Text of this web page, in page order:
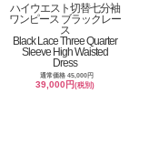
ハイウエスト切替七分袖
ワンピース ブラックレー
ス
Black Lace Three Quarter
Sleeve High Waisted
Dress
通常価格 45,000円
39,000円 (税別)